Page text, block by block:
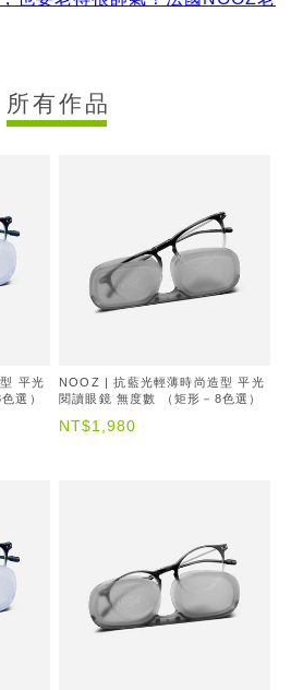
所有作品
平光
選）
NOOZ | 抗藍光輕薄時尚造型 平光
閱讀眼鏡 無度數 （矩形－8色選）
NT$1,980